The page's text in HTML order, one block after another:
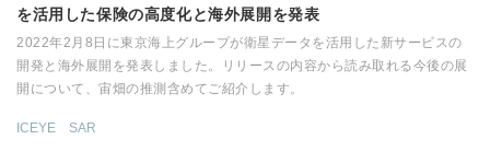
を活用した保険の高度化と海外展開を発表
2022年2月8日に東京海上グループが衛星データを活用した新サービスの
開発と海外展開を発表しました。リリースの内容から読み取れる今後の展
開について、宙畑の推測含めてご紹介します。
ICEYE SAR